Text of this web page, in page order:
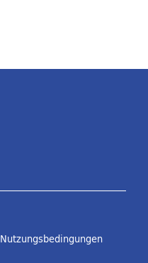
Nutzungsbedingungen